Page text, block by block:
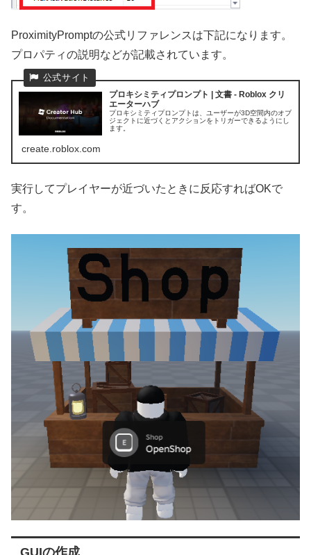
ProximityPromptの公式リファレンスは下記になります。
プロパティの説明などが記載されています。
プロキシミティプロンプト | 文書 - Roblox クリ
エーターハブ
プロキシミティプロンプトは、ユーザーが3D空間内のオブ
ジェクトに近づくとアクションをトリガーできるようにし
ます。
create.roblox.com
実行してプレイヤーが近づいたときに反応すればOKで
す。
GUIの作成